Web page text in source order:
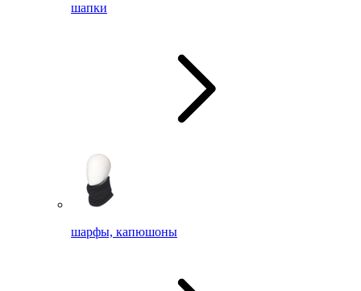
шапки
шарфы, капюшоны